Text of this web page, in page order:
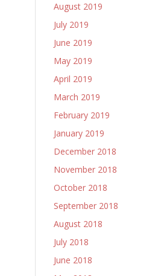
August 2019
July 2019
June 2019
May 2019
April 2019
March 2019
February 2019
January 2019
December 2018
November 2018
October 2018
September 2018
August 2018
July 2018
June 2018